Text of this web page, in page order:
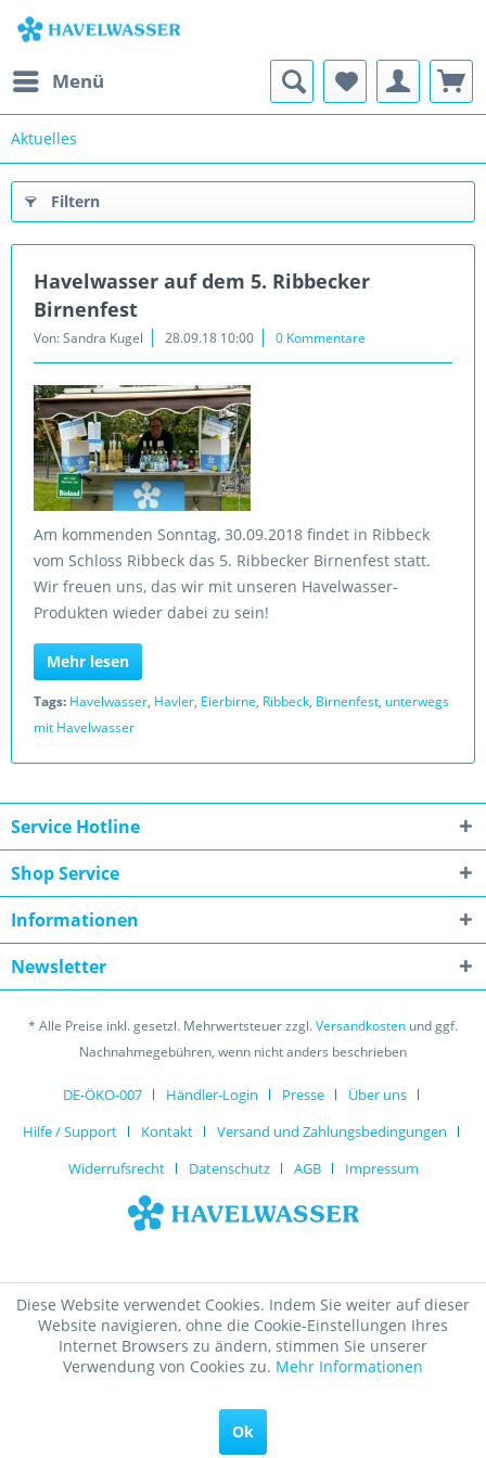
Menü
Aktuelles
Filtern
Havelwasser auf dem 5. Ribbecker
Birnenfest
Von: Sandra Kugel 28.09.18 10:00 0 Kommentare
Am kommenden Sonntag, 30.09.2018 findet in Ribbeck
vom Schloss Ribbeck das 5. Ribbecker Birnenfest statt.
Wir freuen uns, das wir mit unseren Havelwasser-
Produkten wieder dabei zu sein!
Mehr lesen
Tags: Havelwasser, Havler, Eierbirne, Ribbeck, Birnenfest, unterwegs
mit Havelwasser
Service Hotline
Shop Service
Informationen
Newsletter
* Alle Preise inkl. gesetzl. Mehrwertsteuer zzgl.Versandkosten und ggf.
Nachnahmegebühren, wenn nicht anders beschrieben
DE-ÖKO-007 Händler-Login Presse
Über uns
Hilfe / Support
Kontakt
Versand und Zahlungsbedingungen
Widerrufsrecht
Datenschutz AGB Impressum
Diese Website verwendet Cookies. Indem Sie weiter auf dieser
Website navigieren, ohne die Cookie-Einstellungen Ihres
Internet Browsers zu ändern, stimmen Sie unserer
Verwendung von Cookies zu. Mehr Informationen
Ok